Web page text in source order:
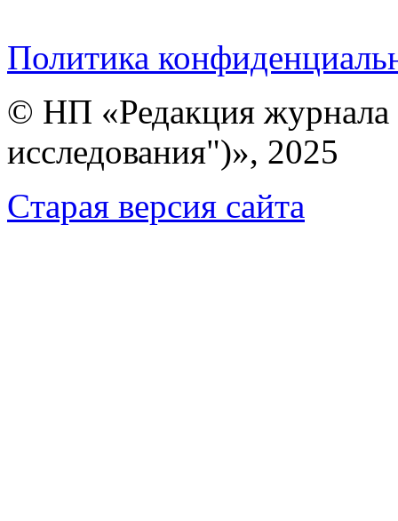
Политика
© НП «Редакция
исследования")», 2025
Cтарая версия сайта